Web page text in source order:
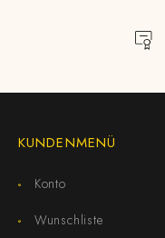
KUNDENMENÜ
Konto
Wunschliste